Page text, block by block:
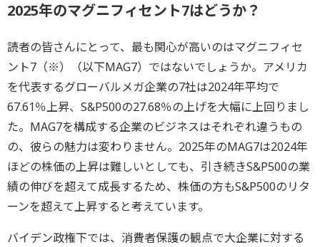
2025年のマグニフィセント7はどうか？
読者の皆さんにとって、最も関心が高いのはマグニフィセ
ント7（※）（以下MAG7）ではないでしょうか。アメリカ
を代表するグローバルメガ企業の7社は2024年平均で
67.61％上昇、S&P500の27.68％の上げを大幅に上回りまし
た。MAG7を構成する企業のビジネスはそれぞれ違うもの
の、彼らの魅力は変わりません。2025年のMAG7は2024年
ほどの株価の上昇は難しいとしても、引き続きS&P500の業
績の伸びを超えて成長するため、株価の方もS&P500のリタ
ーンを超えて上昇すると考えています。
バイデン政権下では、消費者保護の観点で大企業に対する